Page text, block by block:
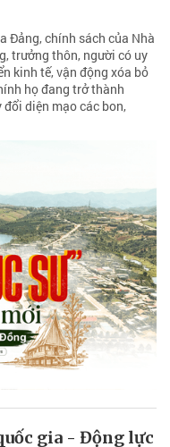
Đảng, chính sách của Nhà
trưởng thôn, người có uy
kinh tế, vận động xóa bỏ
họ đang trở thành
diện mạo các bon,
gia - Động lực